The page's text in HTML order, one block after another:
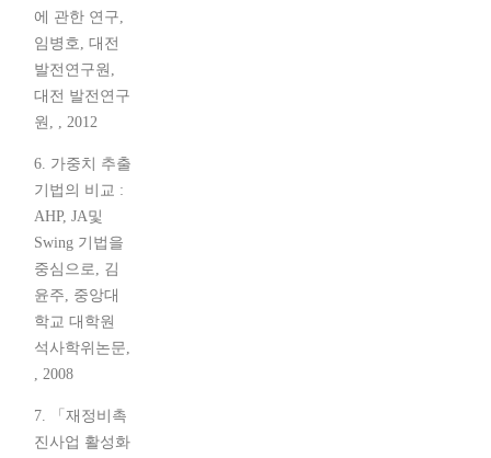
에 관한 연구,
임병호, 대전
발전연구원,
대전 발전연구
원, , 2012
6. 가중치 추출
기법의 비교 :
AHP, JA및
Swing 기법을
중심으로, 김
윤주, 중앙대
학교 대학원
석사학위논문,
, 2008
7. 「재정비촉
진사업 활성화